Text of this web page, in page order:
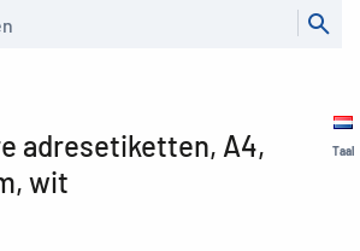
Taal
adresetiketten, A4,
wit